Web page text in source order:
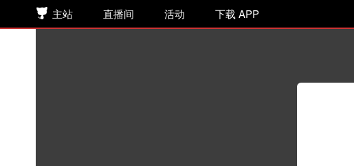
主站 直播间 活动 下载 APP